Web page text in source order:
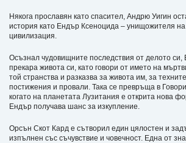
Някога прославян като спасител, Андрю Уигин
история като Ендър Ксеноцида – унищожителя
цивилизация.
Осъзнал чудовищните последствия от делото
прекара живота си, като говори от името на
той странства и разказва за живота им, за
постижения и провали. Така се превръща в
когато на планетата Лузитания е открита нова
Ендър получава шанс за изкупление.
Орсън Скот Кард е сътворил един цялостен и
изпълнен със съчувствие и човечност. Една от